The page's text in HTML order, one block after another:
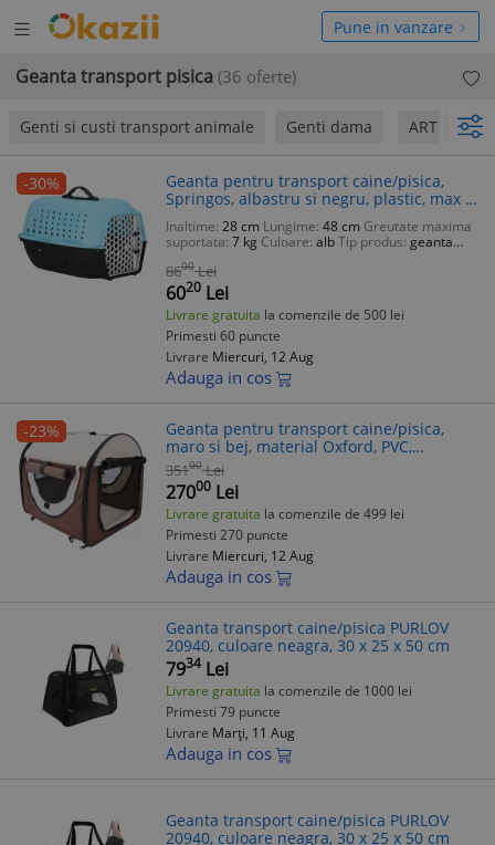
Deschide
meniul
Pune in vanzare
Geanta transport pisica (36 oferte)
Genti si custi transport animale Genti dama ART
-30%
Geanta pentru transport caine/pisica,
Springos, albastru si negru, plastic, max 7
kg, 48x33x28 cm
Inaltime: 28 cm Lungime: 48 cm Greutate maxima
suportata: 7 kg Culoare: albTip produs: geanta
8600 Lei
6020 Lei
Livrare gratuita la comenzile de 500 lei
Primesti 60 puncte
Livrare Miercuri, 12 Aug
Adauga in cos
-23%
Geanta pentru transport caine/pisica,
maro si bej, material Oxford, PVC,
impermeabila, pliabila, marimea S-M,
61x46x51 cm
35100 Lei
27000 Lei
Livrare gratuita la comenzile de 499 lei
Primesti 270 puncte
Livrare Miercuri, 12 Aug
Adauga in cos
Geanta transport caine/pisica PURLOV
20940, culoare neagra, 30 x 25 x 50 cm
7934 Lei
Livrare gratuita la comenzile de 1000 lei
Primesti 79 puncte
Livrare Marți, 11 Aug
Adauga in cos
Geanta transport caine/pisica PURLOV
20940, culoare neagra, 30 x 25 x 50 cm